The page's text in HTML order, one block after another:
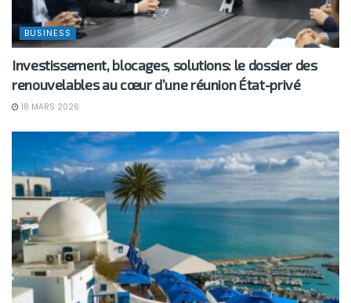
BUSINESS
Investissement, blocages, solutions: le dossier des
renouvelables au cœur d’une réunion État-privé
18 MARS 2026